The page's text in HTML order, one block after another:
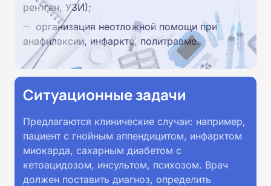
рентген, УЗИ);
организация неотложной помощи при
анафилаксии, инфаркте, политравме.⁠
Ситуационные задачи
Предлагаются клинические случаи: например,
пациент с гнойным аппендицитом, инфарктом
миокарда, сахарным диабетом с
кетоацидозом, инсультом, психозом. Врач
должен поставить диагноз, определить